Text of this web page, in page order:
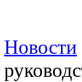
Новости